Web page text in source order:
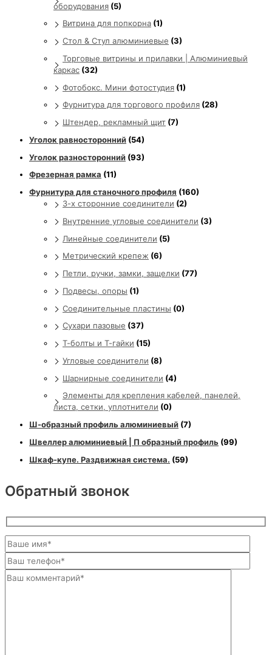
оборудования (5)
Витрина для попкорна (1)
Стол & Стул алюминиевые (3)
Торговые витрины и прилавки | Алюминиевый
каркас (32)
Фотобокс. Мини фотостудия (1)
Фурнитура для торгового профиля (28)
Штендер, рекламный щит (7)
Уголок равносторонний (54)
Уголок разносторонний (93)
Фрезерная рамка (11)
Фурнитура для станочного профиля (160)
3-х сторонние соединители (2)
Внутренние угловые соединители (3)
Линейные соединители (5)
Метрический крепеж (6)
Петли, ручки, замки, защелки (77)
Подвесы, опоры (1)
Соединительные пластины (0)
Сухари пазовые (37)
Т-болты и Т-гайки (15)
Угловые соединители (8)
Шарнирные соединители (4)
Элементы для крепления кабелей, панелей,
листа, сетки, уплотнители (0)
Ш-образный профиль алюминиевый (7)
Швеллер алюминиевый | П образный профиль (99)
Шкаф-купе. Раздвижная система. (59)
Обратный звонок